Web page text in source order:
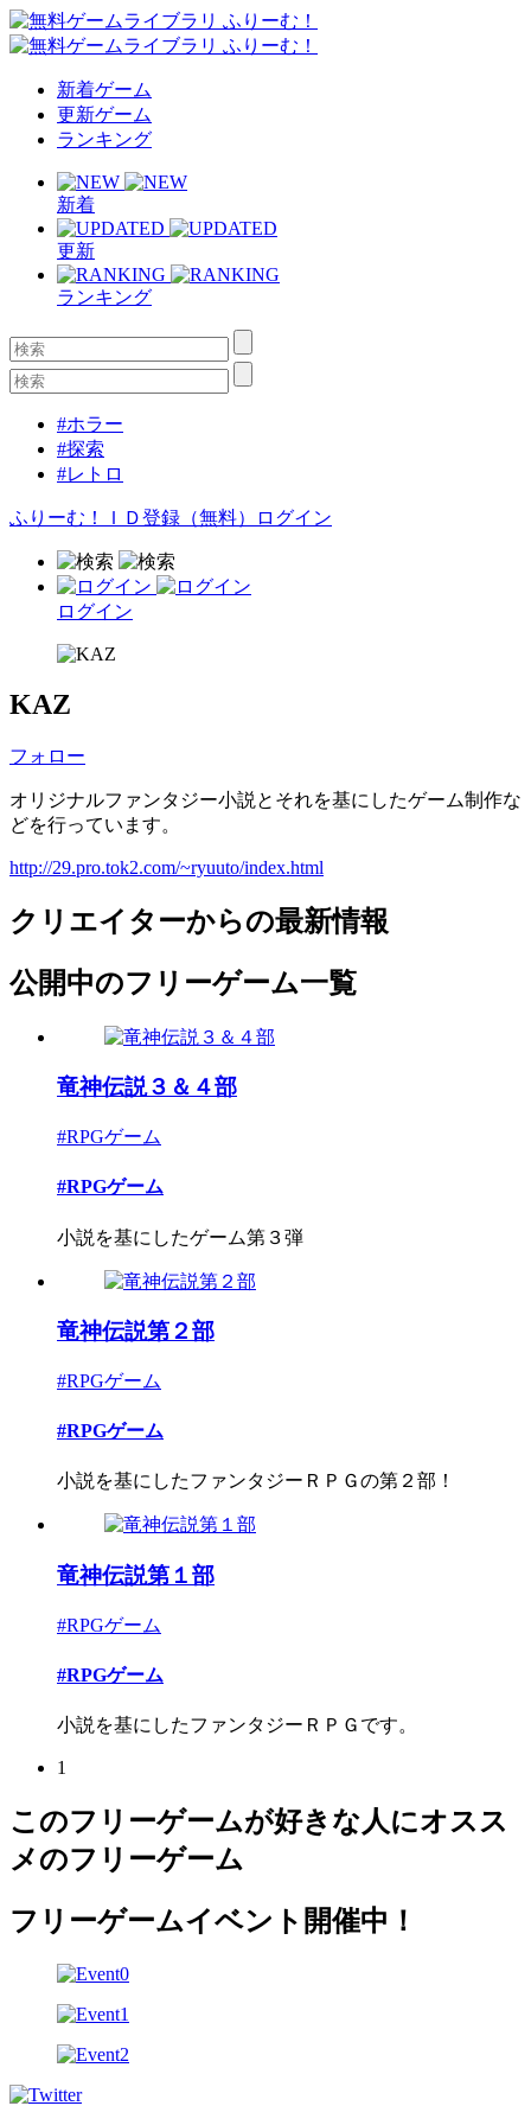
新着ゲーム
更新ゲーム
ランキング
新着
更新
ランキング
#ホラー
#探索
#レトロ
ふりーむ！ＩＤ登録（無料） ログイン
ログイン
KAZ
フォロー
オリジナルファンタジー小説とそれを基にしたゲーム制作な
どを行っています。
http://29.pro.tok2.com/~ryuuto/index.html
クリエイターからの最新情報
公開中のフリーゲーム一覧
竜神伝説３＆４部
#RPGゲーム
#RPGゲーム
小説を基にしたゲーム第３弾
竜神伝説第２部
#RPGゲーム
#RPGゲーム
小説を基にしたファンタジーＲＰＧの第２部！
竜神伝説第１部
#RPGゲーム
#RPGゲーム
小説を基にしたファンタジーＲＰＧです。
1
このフリーゲームが好きな人にオスス
メのフリーゲーム
フリーゲームイベント開催中！